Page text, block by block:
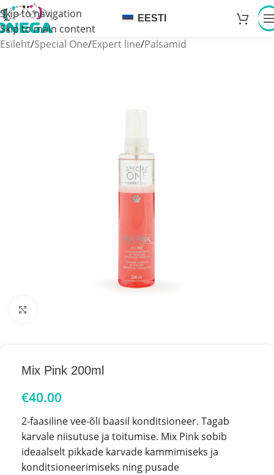
Skip to navigation
Skip to main content
EESTI
Esileht/Special One/Expert line/Palsamid
Mix Pink 200ml
€40.00
2-faasiline vee-õli baasil konditsioneer. Tagab
karvale niisutuse ja toitumise. Mix Pink sobib
ideaalselt pikkade karvade kammimiseks ja
konditsioneerimiseks ning pusade